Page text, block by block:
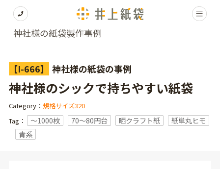
神社様の紙袋製作事例
【I-666】 神社様の紙袋の事例
神社様のシックで持ちやすい紙袋
Category： 規格サイズ320
Tag：
〜1000枚 70～80円台 晒クラフト紙
紙単丸ヒモ
青系